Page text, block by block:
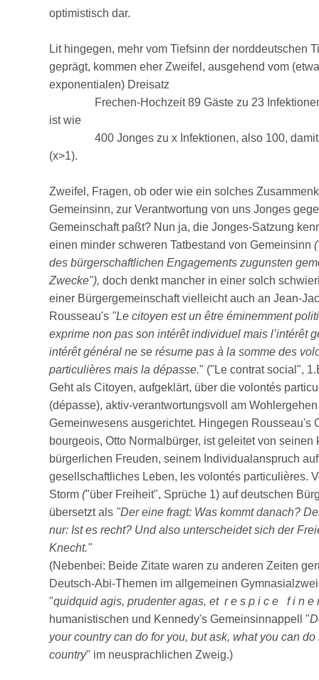
optimistisch dar.
Lit hingegen, mehr vom Tiefsinn der norddeutschen
geprägt, kommen eher Zweifel, ausgehend vom
exponentialen) Dreisatz
Frechen-Hochzeit 89 Gäste zu 23
ist wie
400 Jonges zu x Infektionen, also 100, damit
(x>1).
Zweifel, Fragen, ob oder wie ein solches
Gemeinsinn, zur Verantwortung von uns Jonges
Gemeinschaft paßt? Nun ja, die Jonges-Satzung
einen minder schweren Tatbestand von Gemeinsinn
des bürgerschaftlichen Engagements zugunsten
Zwecke"), doch denkt mancher in einer solch
einer Bürgergemeinschaft vielleicht auch an Jean-
Rousseau's "Le citoyen est un être éminemment
exprime non pas son intérêt individuel mais l’intérêt
intérêt général ne se résume pas à la somme des
particulières mais la dépasse." ("Le contrat social",
Geht als Citoyen, aufgeklärt, über die volontés
(dépasse), aktiv-verantwortungsvoll am
Gemeinwesens ausgerichtet. Hingegen Rousseau's
bourgeois, Otto Normalbürger, ist geleitet von seinen
bürgerlichen Freuden, seinem Individualanspruch
gesellschaftliches Leben, les volontés particulières.
Storm ("über Freiheit", Sprüche 1) auf deutschen
übersetzt als "Der eine fragt: Was kommt danach?
nur: Ist es recht? Und also unterscheidet sich der
Knecht."
(Nebenbei: Beide Zitate waren zu anderen Zeiten
Deutsch-Abi-Themen im allgemeinen
"quidquid agis, prudenter agas, et r e s p i c e f i n e
humanistischen und Kennedy's Gemeinsinnappell "
your country can do for you, but ask, what you can do
country" im neusprachlichen Zweig.)